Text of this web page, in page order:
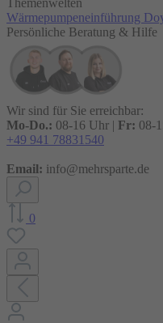
Themenwelten
Wärmepumpeneinführung
Persönliche Beratung & Hilfe
Wir sind für Sie erreichbar:
Mo-Do.: 08-16 Uhr | Fr: 08-
+49 941 78831540
Email: info@mehrsparte.de
0